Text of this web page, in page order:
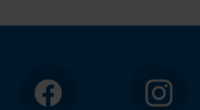
Facebook Instagram